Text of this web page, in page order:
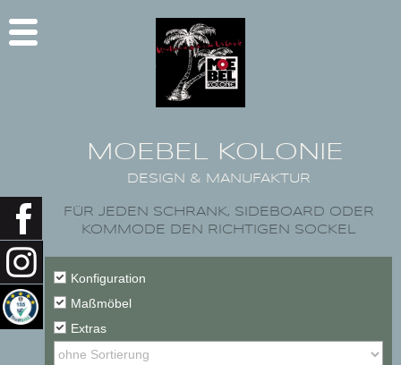
MOEBEL KOLONIE
DESIGN & MANUFAKTUR
FÜR JEDEN SCHRANK, SIDEBOARD ODER
KOMMODE DEN RICHTIGEN SOCKEL
Konfiguration
Maßmöbel
Extras